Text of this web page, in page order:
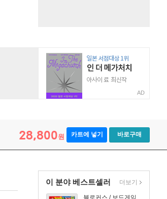
AD
28,800원 카트에 넣기 바로구매
이 분야 베스트셀러
블로커스 / 보드게임
더보기